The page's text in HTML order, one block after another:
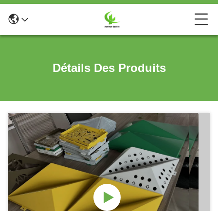
Détails Des Produits